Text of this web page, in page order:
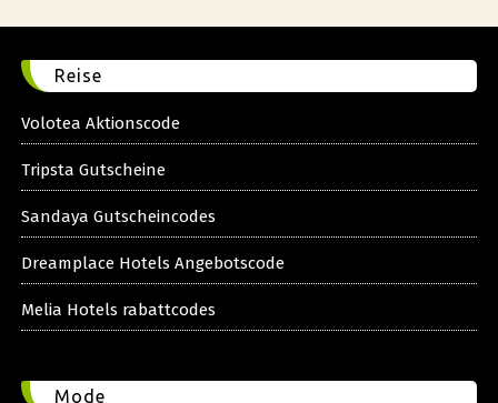
Reise
Volotea Aktionscode
Tripsta Gutscheine
Sandaya Gutscheincodes
Dreamplace Hotels Angebotscode
Melia Hotels rabattcodes
Mode